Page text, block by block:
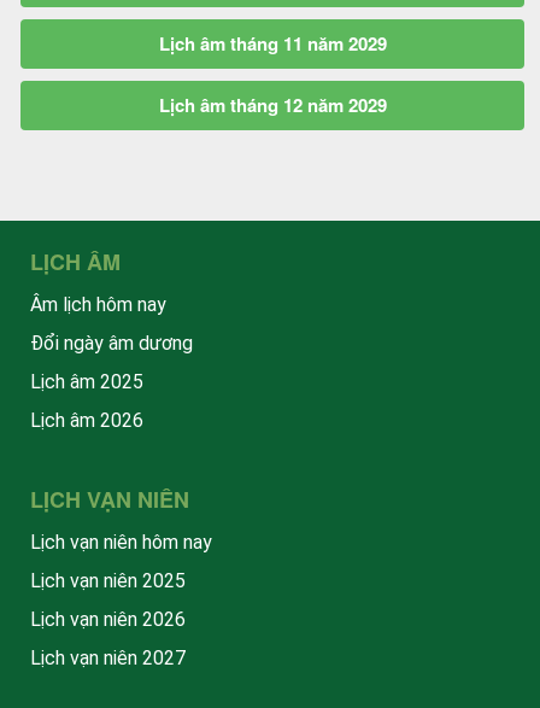
Lịch âm tháng 11 năm 2029
Lịch âm tháng 12 năm 2029
LỊCH ÂM
Âm lịch hôm nay
Đổi ngày âm dương
Lịch âm 2025
Lịch âm 2026
LỊCH VẠN NIÊN
Lịch vạn niên hôm nay
Lịch vạn niên 2025
Lịch vạn niên 2026
Lịch vạn niên 2027